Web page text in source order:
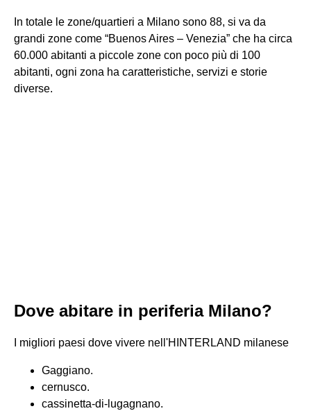
In totale le zone/quartieri a Milano sono 88, si va da
grandi zone come “Buenos Aires – Venezia” che ha circa
60.000 abitanti a piccole zone con poco più di 100
abitanti, ogni zona ha caratteristiche, servizi e storie
diverse.
Dove abitare in periferia Milano?
I migliori paesi dove vivere nell'HINTERLAND milanese
Gaggiano.
cernusco.
cassinetta-di-lugagnano.